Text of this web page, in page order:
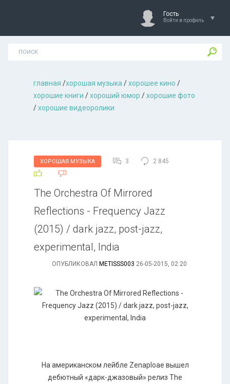
Гость
Войти в профиль
главная /хорошая музыкa /хорошее кино /
хорошие книги /хороший юмор /хорошие фото
/хорошие видеоролики
ХОРОШАЯ МУЗЫКА 3 2 845
The Orchestra Of Mirrored
Reflections - Frequency Jazz
(2015) / dark jazz, post-jazz,
experimental, India
ОПУБЛИКОВАЛ METISSS003 26-05-2015, 02:20
На американском лейбле Zenaploae вышел
дебютный «дарк-джазовый» релиз The